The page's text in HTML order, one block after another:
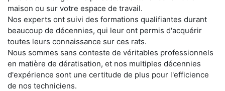
maison ou sur votre espace de travail.
Nos experts ont suivi des formations qualifiantes durant
beaucoup de décennies, qui leur ont permis d'acquérir
toutes leurs connaissance sur ces rats.
Nous sommes sans conteste de véritables professionnels
en matière de dératisation, et nos multiples décennies
d'expérience sont une certitude de plus pour l'efficience
de nos techniciens.